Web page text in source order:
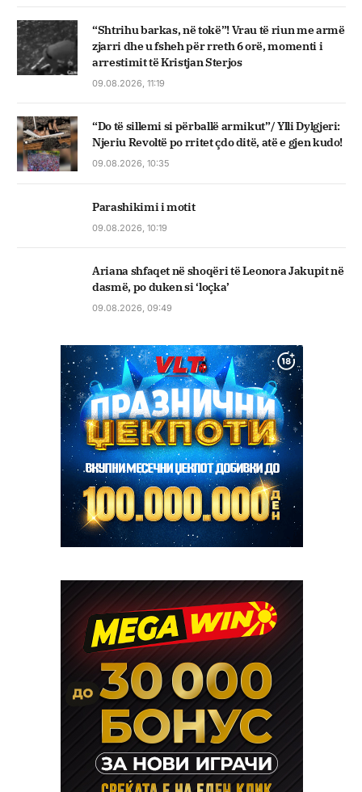
“Shtrihu barkas, në tokë”! Vrau të riun me armë
zjarri dhe u fsheh për rreth 6 orë, momenti i
arrestimit të Kristjan Sterjos
09.08.2026, 11:19
“Do të sillemi si përballë armikut”/ Ylli Dylgjeri:
Njeriu Revoltë po rritet çdo ditë, atë e gjen kudo!
09.08.2026, 10:35
Parashikimi i motit
09.08.2026, 10:19
Ariana shfaqet në shoqëri të Leonora Jakupit në
dasmë, po duken si ‘loçka’
09.08.2026, 09:49